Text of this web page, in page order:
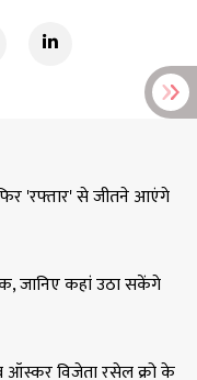
फिर 'रफ्तार' से जीतने आएंगे
जानिए कहां उठा सकेंगे
ऑस्कर विजेता रसेल क्रो के